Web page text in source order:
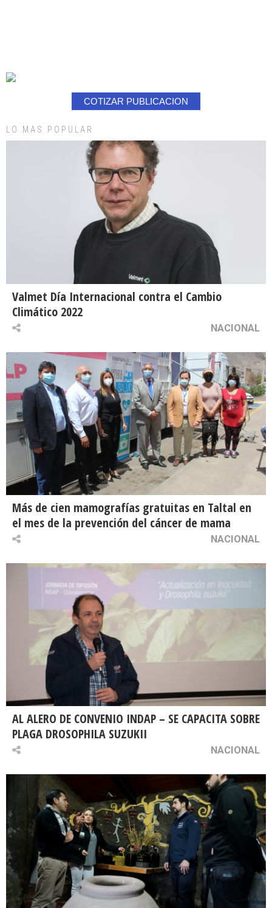
COTIZAR PUBLICACION
LO MAS POPULAR
Valmet Día Internacional contra el Cambio
Climático 2022
NACIONAL
Más de cien mamografías gratuitas en Taltal en
el mes de la prevención del cáncer de mama
NACIONAL
AL ALERO DE CONVENIO INDAP – SE CAPACITA SOBRE
PLAGA DROSOPHILA SUZUKII
NACIONAL